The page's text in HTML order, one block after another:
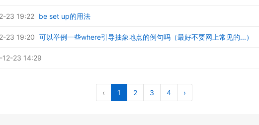
23 19:22 be set up的用法
23 19:20 可以举例一些where引导抽象地点的例句吗（最好不要网上常见的...）
12-23 14:29
‹ 1 2 3 4 ›